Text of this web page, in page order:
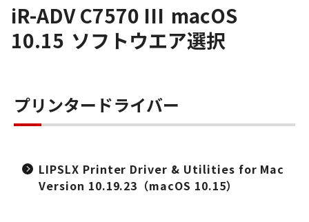
iR-ADV C7570 III macOS
10.15 ソフトウエア選択
プリンタードライバー
LIPSLX Printer Driver & Utilities for Mac
Version 10.19.23（macOS 10.15）